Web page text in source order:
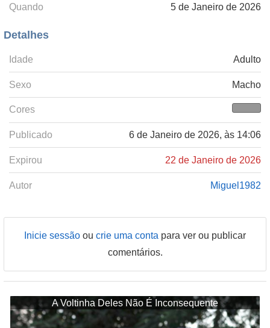
Quando 5 de Janeiro de 2026
Detalhes
Idade Adulto
Sexo Macho
Cores
Publicado 6 de Janeiro de 2026, às 14:06
Expirou 22 de Janeiro de 2026
Autor Miguel1982
Inicie sessão ou crie uma conta para ver ou publicar
comentários.
A Voltinha Deles Não É Inconsequente